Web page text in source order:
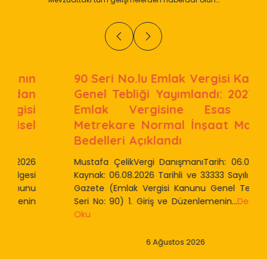
90 Seri No.lu Emlak Vergisi Kanunu
Genel Tebliği Yayımlandı: 2027 Yılı
Emlak Vergisine Esas Bina
Metrekare Normal İnşaat Maliyet
Bedelleri Açıklandı
Mustafa ÇelikVergi DanışmanıTarih: 06.08.2026
Kaynak: 06.08.2026 Tarihli ve 33333 Sayılı Resmi
Gazete (Emlak Vergisi Kanunu Genel Tebliği –
Seri No: 90) 1. Giriş ve Düzenlemenin...Devamını
6 Ağustos 2026